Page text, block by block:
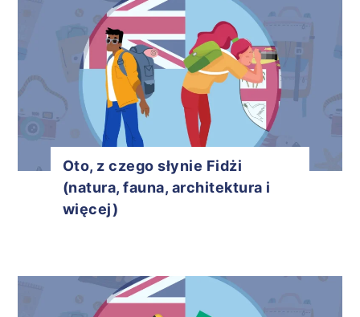
Oto, z czego słynie Fidżi
(natura, fauna, architektura i
więcej)